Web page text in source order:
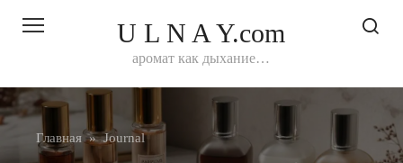
U L N A Y.com
аромат как дыхание…
Главная » Journal